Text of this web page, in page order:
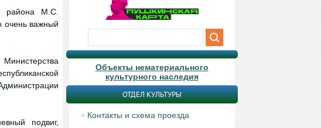
района М.С.
очень важный
подвиг,
Объекты нематериального
культурного наследия
ОТДЕЛ КУЛЬТУРЫ
Контакты и схема проезда